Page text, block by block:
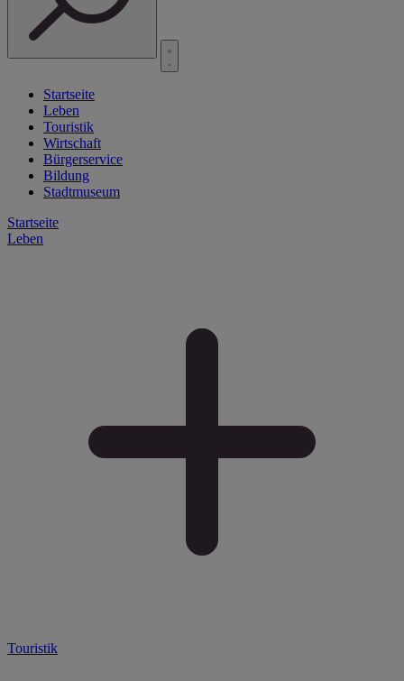
Startseite
Leben
Touristik
Wirtschaft
Bürgerservice
Bildung
Stadtmuseum
Startseite
Leben
Touristik